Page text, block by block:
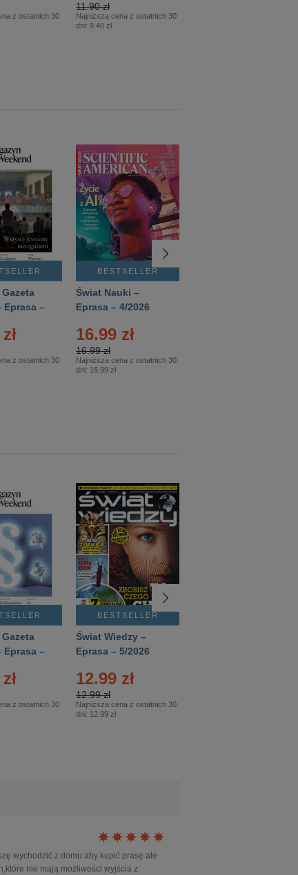
z ostatnich 30
11.90 zł
Najniższa cena z ostatnich 30
dni: 9.40 zł
Eprasa –
z ostatnich 30
BESTSELLER
Świat Nauki –
Eprasa – 4/2026
16.99 zł
16.99 zł
Najniższa cena z ostatnich 30
dni: 16.99 zł
Eprasa –
z ostatnich 30
BESTSELLER
Świat Wiedzy –
Eprasa – 5/2026
12.99 zł
12.99 zł
Najniższa cena z ostatnich 30
dni: 12.99 zł
wychodzić z domu aby kupić prasę ale
nie mają możliwości wyjścia z